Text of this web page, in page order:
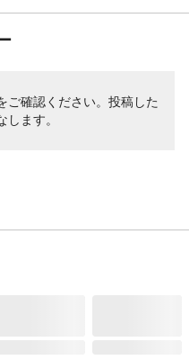
ご確認ください。投稿した
ます。